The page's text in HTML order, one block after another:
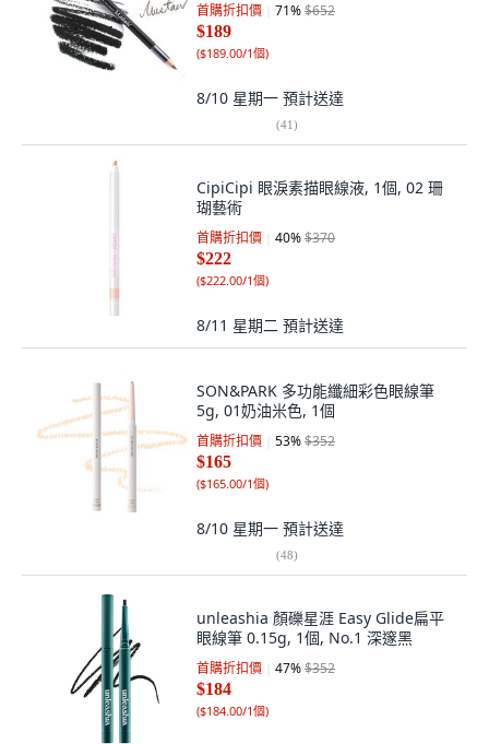
首購折扣價 71%$652
$189
($189.00/1個)
8/10 星期一 預計送達
(41)
CipiCipi 眼淚素描眼線液, 1個, 02 珊
瑚藝術
首購折扣價 40%$370
$222
($222.00/1個)
8/11 星期二 預計送達
SON&PARK 多功能纖細彩色眼線筆
5g, 01奶油米色, 1個
首購折扣價 53%$352
$165
($165.00/1個)
8/10 星期一 預計送達
(48)
unleashia 顏礫星涯 Easy Glide扁平
眼線筆 0.15g, 1個, No.1 深邃黑
首購折扣價 47%$352
$184
($184.00/1個)